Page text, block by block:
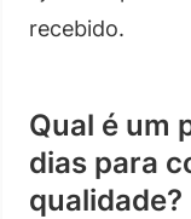
recebido.
Qual é um
dias para
qualidade?